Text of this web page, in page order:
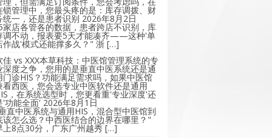
锁管理中，您最头疼的是：库存调拨、财
统一，还是患者识别 2026年8月2日
家店各管各的数据，患者跨店不识别，库
调不动，报表要5天才能凑齐——这种'单
作战'模式还能撑多久？" 浙 […]
佳 vs XXX本草科技：中医馆管理系统的专
深度之争，您用的是垂直中医系统还是通
门诊HIS？功能满足需求吗，如果中医馆
看西医，您会选专业中医软件还是通用
，在系统选型时，您更看重'专业深度'还
'功能全面' 2026年8月1日
直中医系统与通用HIS，混合型中医馆到
该怎么选？中西医结合的边界在哪里？"
上8点30分，广东广州越秀 […]